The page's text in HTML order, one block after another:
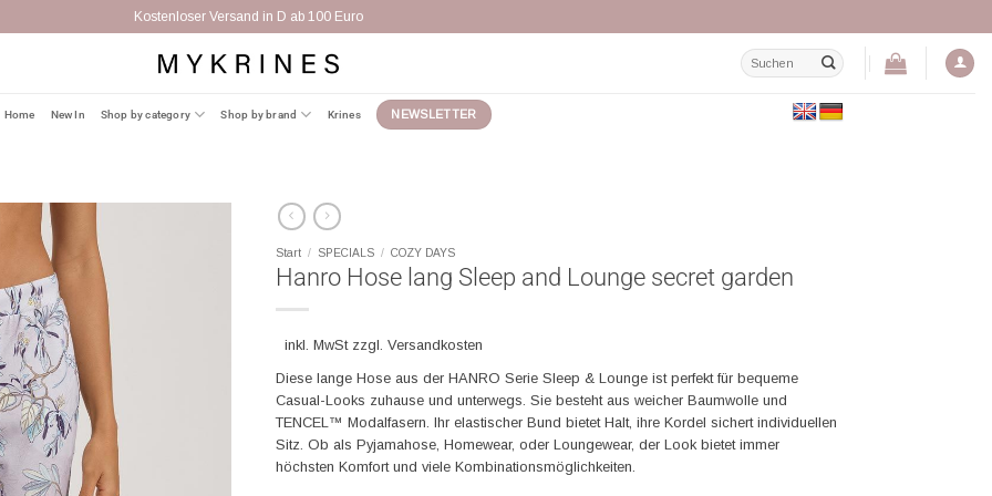
Kostenloser Versand in D ab 100 Euro
Suchen
nach:
Home New In Shop by category Shop by brand Krines NEWSLETTER
Start / SPECIALS / COZY DAYS
Hanro Hose lang Sleep and Lounge secret garden
inkl. MwSt zzgl. Versandkosten
Diese lange Hose aus der HANRO Serie Sleep & Lounge ist perfekt für bequeme
Casual-Looks zuhause und unterwegs. Sie besteht aus weicher Baumwolle und
TENCEL™ Modalfasern. Ihr elastischer Bund bietet Halt, ihre Kordel sichert individuellen
Sitz. Ob als Pyjamahose, Homewear, oder Loungewear, der Look bietet immer
höchsten Komfort und viele Kombinationsmöglichkeiten.